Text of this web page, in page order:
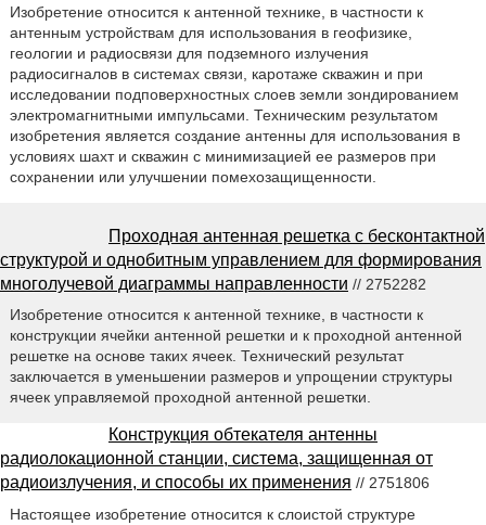
Изобретение относится к антенной технике, в частности к
антенным устройствам для использования в геофизике,
геологии и радиосвязи для подземного излучения
радиосигналов в системах связи, каротаже скважин и при
исследовании подповерхностных слоев земли зондированием
электромагнитными импульсами. Техническим результатом
изобретения является создание антенны для использования в
условиях шахт и скважин с минимизацией ее размеров при
сохранении или улучшении помехозащищенности.
Проходная антенная решетка с бесконтактной
структурой и однобитным управлением для формирования
многолучевой диаграммы направленности // 2752282
Изобретение относится к антенной технике, в частности к
конструкции ячейки антенной решетки и к проходной антенной
решетке на основе таких ячеек. Технический результат
заключается в уменьшении размеров и упрощении структуры
ячеек управляемой проходной антенной решетки.
Конструкция обтекателя антенны
радиолокационной станции, система, защищенная от
радиоизлучения, и способы их применения // 2751806
Настоящее изобретение относится к слоистой структуре